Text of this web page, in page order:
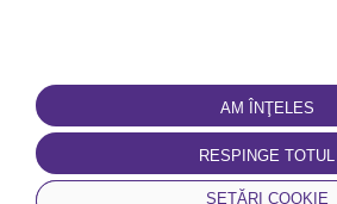
AM ÎNŢELES
RESPINGE TOTUL
SETĂRI COOKIE
TERMENI DE UTILIZARE
Termeni și condiții
Politica de
Confidențialitate
Politica de cookie-uri